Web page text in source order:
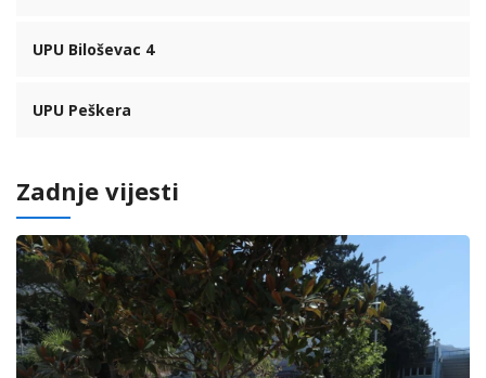
UPU Biloševac 4
UPU Peškera
Zadnje vijesti